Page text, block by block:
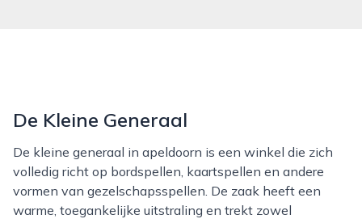
De Kleine Generaal
De kleine generaal in apeldoorn is een winkel die zich
volledig richt op bordspellen, kaartspellen en andere
vormen van gezelschapsspellen. De zaak heeft een
warme, toegankelijke uitstraling en trekt zowel